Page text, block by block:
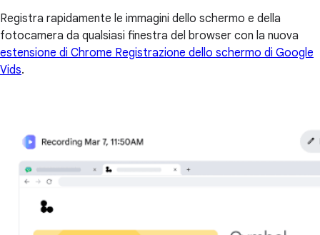
Registra rapidamente le immagini dello schermo e della
fotocamera da qualsiasi finestra del browser con la nuova
estensione di Chrome Registrazione dello schermo di Google
Vids.